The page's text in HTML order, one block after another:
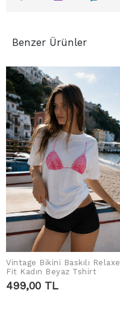
Benzer Ürünler
SEPETE EKLE
Vintage Bikini Baskılı
Fit Kadın Beyaz Tshirt
499,00 TL